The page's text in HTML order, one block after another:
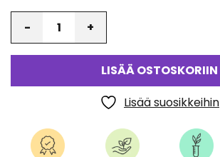
LISÄÄ OSTOSKORIIN
Lisää suosikkeihin